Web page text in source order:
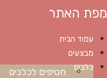
מפת האתר
עמוד הבית
מבצעים
כלבים
חטיפים לכלבים